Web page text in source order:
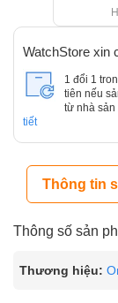
WatchStore xin
1 đổi 1
tiên nếu
từ nhà sản
tiết
Thông tin
Thông số sản
Thương hiệu: